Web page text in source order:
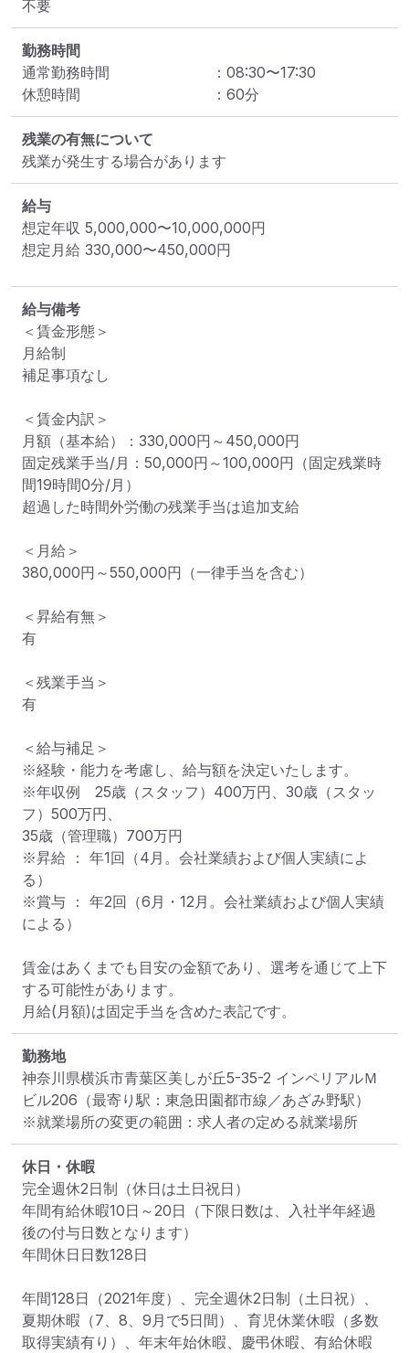
不要
勤務時間
通常勤務時間
： 08:30〜17:30
休憩時間
： 60分
残業の有無について
残業が発生する場合があります
給与
想定年収 5,000,000〜10,000,000円
想定月給 330,000〜450,000円
給与備考
＜賃金形態＞
月給制
補足事項なし
＜賃金内訳＞
月額（基本給）：330,000円～450,000円
固定残業手当/月：50,000円～100,000円（固定残業時
間19時間0分/月）
超過した時間外労働の残業手当は追加支給
＜月給＞
380,000円～550,000円（一律手当を含む）
＜昇給有無＞
有
＜残業手当＞
有
＜給与補足＞
※経験・能力を考慮し、給与額を決定いたします。
※年収例　25歳（スタッフ）400万円、30歳（スタッ
フ）500万円、
35歳（管理職）700万円
※昇給 ： 年1回（4月。会社業績および個人実績によ
る）
※賞与 ： 年2回（6月・12月。会社業績および個人実績
による）
賃金はあくまでも目安の金額であり、選考を通じて上下
する可能性があります。
月給(月額)は固定手当を含めた表記です。
勤務地
神奈川県横浜市青葉区美しが丘5-35-2 インペリアルＭ
ビル206 （最寄り駅：東急田園都市線／あざみ野駅）
※就業場所の変更の範囲：求人者の定める就業場所
休日・休暇
完全週休2日制（休日は土日祝日）
年間有給休暇10日～20日（下限日数は、入社半年経過
後の付与日数となります）
年間休日日数128日
年間128日（2021年度）、完全週休2日制（土日祝）、
夏期休暇（7、8、9月で5日間）、育児休業休暇（多数
取得実績有り）、年末年始休暇、慶弔休暇、有給休暇